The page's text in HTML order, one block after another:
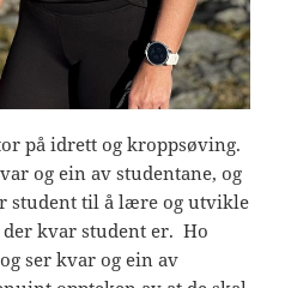
på idrett og kroppsøving.
og ein av studentane, og
student til å lære og utvikle
kvar student er. Ho
ser kvar og ein av